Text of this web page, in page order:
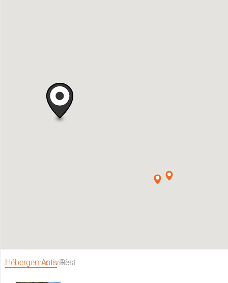
HébergementsActivitésRestaurants